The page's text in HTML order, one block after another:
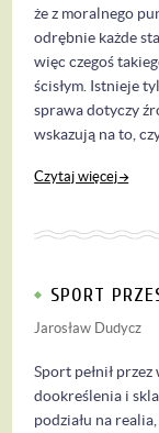
że z moralnego
odrębnie każde
więc czegoś
ścisłym. Istnieje
sprawa dotyczy
wskazują na to,
Czytaj więcej
SPORT
Jarosław Dudycz
Sport pełnił
dookreślenia i
podziału na